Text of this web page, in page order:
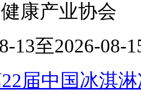
康产业协会
13至2026-08-
届中国冰淇